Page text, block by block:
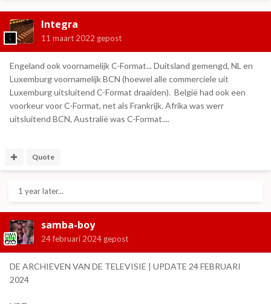
Integra
11 maart 2022 gepost
Engeland ook voornamelijk C-Format... Duitsland gemengd, NL en
Luxemburg voornamelijk BCN (hoewel alle commerciele uit
Luxemburg uitsluitend C-Format draaiden). België had ook een
voorkeur voor C-Format, net als Frankrijk. Afrika was werr
uitsluitend BCN, Australië was C-Format....
Quote
1 year later...
samba-boy
24 februari 2024 gepost
DE ARCHIEVEN VAN DE TELEVISIE | UPDATE 24 FEBRUARI
2024